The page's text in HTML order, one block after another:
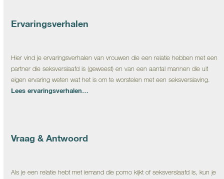
Ervaringsverhalen
Hier vind je ervaringsverhalen van vrouwen die een relatie hebben met een
partner die seksverslaafd is (geweest) en van een aantal mannen die uit
eigen ervaring weten wat het is om te worstelen met een seksverslaving.
Lees ervaringsverhalen…
Vraag & Antwoord
Als je een relatie hebt met iemand die porno kijkt of seksverslaafd is, kun je